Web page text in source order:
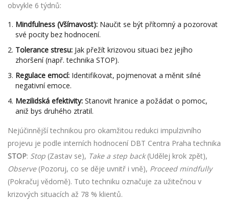
obvykle 6 týdnů:
Mindfulness (Všímavost): Naučit se být přítomný a pozorovat
své pocity bez hodnocení.
Tolerance stresu: Jak přežít krizovou situaci bez jejího
zhoršení (např. technika STOP).
Regulace emocí: Identifikovat, pojmenovat a měnit silné
negativní emoce.
Mezilidská efektivity: Stanovit hranice a požádat o pomoc,
aniž bys druhého ztratil.
Nejúčinnější technikou pro okamžitou redukci impulzivního
projevu je podle interních hodnocení DBT Centra Praha technika
STOP: Stop (Zastav se), Take a step back(Udělej krok zpět),
Observe(Pozoruj, co se děje uvnitř i vně), Proceed mindfully
(Pokračuj vědomě). Tuto techniku označuje za užitečnou v
krizových situacích až 78 % klientů.